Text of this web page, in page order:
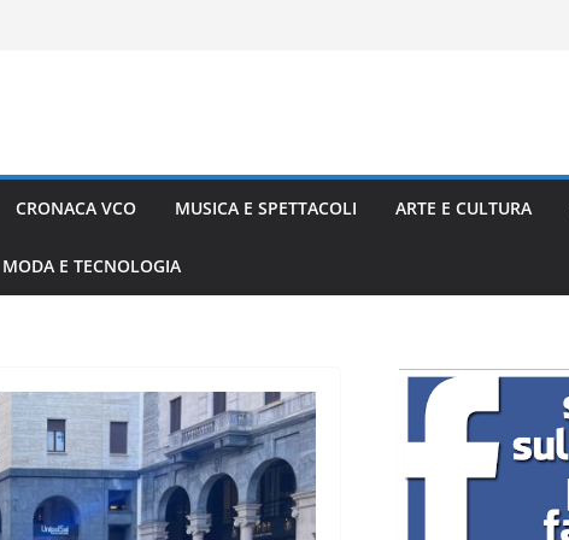
CRONACA VCO MUSICA E SPETTACOLI ARTE E CULTURA
MODA E TECNOLOGIA